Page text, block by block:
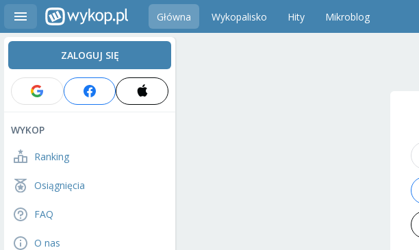
Główna Wykopalisko Hity Mikroblog
ZALOGUJ SIĘ
WYKOP
Ranking
Osiągnięcia
FAQ
O nas